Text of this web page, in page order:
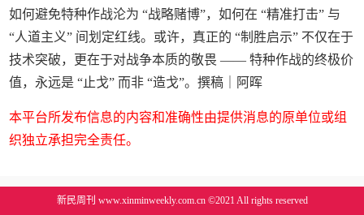
如何避免特种作战沦为 “战略赌博”，如何在 “精准打击” 与
“人道主义” 间划定红线。或许，真正的 “制胜启示” 不仅在于
技术突破，更在于对战争本质的敬畏 —— 特种作战的终极价
值，永远是 “止戈” 而非 “造戈”。撰稿｜阿晖
本平台所发布信息的内容和准确性由提供消息的原单位或组
织独立承担完全责任。
新民周刊 www.xinminweekly.com.cn ©2021 All rights reserved